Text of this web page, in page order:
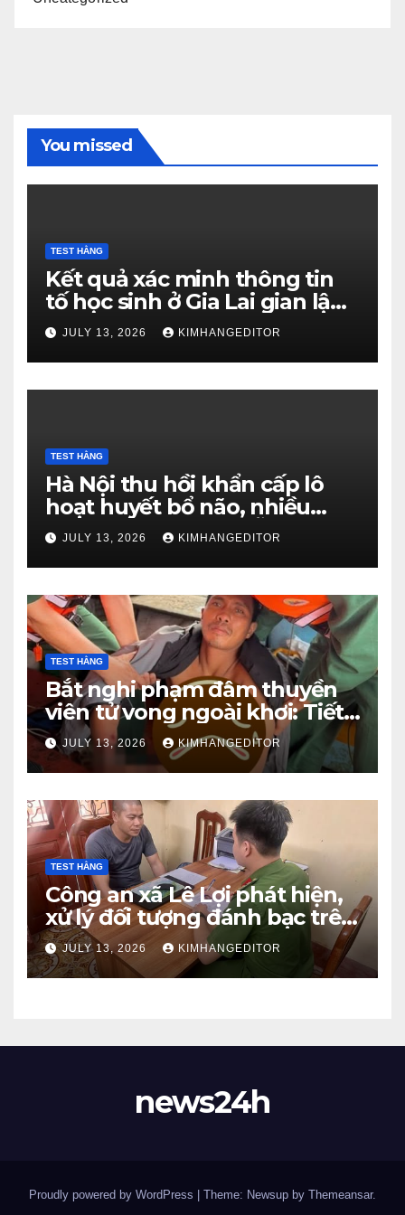
You missed
TEST HẰNG
Kết quả xác minh thông tin
tố học sinh ở Gia Lai gian lận
thi tốt nghiệp
JULY 13, 2026 KIMHANGEDITOR
TEST HẰNG
Hà Nội thu hồi khẩn cấp lô
hoạt huyết bổ não, nhiều
người Việt ‘quen nhẵn mặt’
JULY 13, 2026 KIMHANGEDITOR
TEST HẰNG
Bắt nghi phạm đâm thuyền
viên tử vong ngoài khơi: Tiết
lộ nguyên nhân ra tay
JULY 13, 2026 KIMHANGEDITOR
TEST HẰNG
Công an xã Lê Lợi phát hiện,
xử lý đối tượng đánh bạc trên
không gian mạng
JULY 13, 2026 KIMHANGEDITOR
news24h
Proudly powered by WordPress Theme: Newsup by Themeansar.